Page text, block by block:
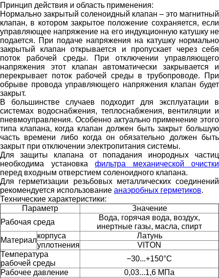
Принцип действия и область применения:
Нормально закрытый соленоидный клапан – это магнитный
клапан, в котором закрытое положение сохраняется, если
управляющее напряжение на его индукционную катушку не
подается. При подаче напряжения на катушку нормально
закрытый клапан открывается и пропускает через себя
поток рабочей среды. При отключении управляющего
напряжения этот клапан автоматически закрывается и
перекрывает поток рабочей среды в трубопроводе. При
обрыве провода управляющего напряжения клапан будет
закрыт.
В большинстве случаев подходит для эксплуатации в
системах водоснабжения, теплоснабжения, вентиляции и
пневмоуправления. Особенно актуально применение этого
типа клапана, когда клапан должен быть закрыт большую
часть времени либо когда он обязательно должен быть
закрыт при отключении электропитания системы.
Для защиты клапана от попадания инородных частиц
необходима установка фильтра механической очистки
перед входным отверстием соленоидного клапана.
Для герметизации резьбовых металлических соединений
рекомендуется использование анаэробных герметиков.
Технические характеристики:
Параметр
Значение
Рабочая среда
Вода, горячая вода, воздух,
инертные газы, масла, спирт
Материал
корпуса
Латунь
уплотнения
VITON
Температура
рабочей среды
−30...+150°С
Рабочее давление
0,03...1,6 МПа